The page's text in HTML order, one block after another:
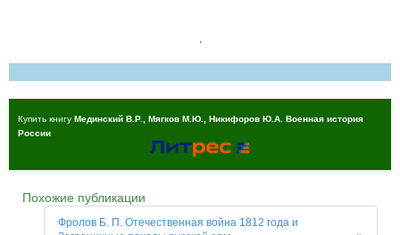
,
Купить книгу Мединский В.Р., Мягков М.Ю., Никифоров Ю.А. Военная история
России
Похожие публикации
Фролов Б. П. Отечественная война 1812 года и